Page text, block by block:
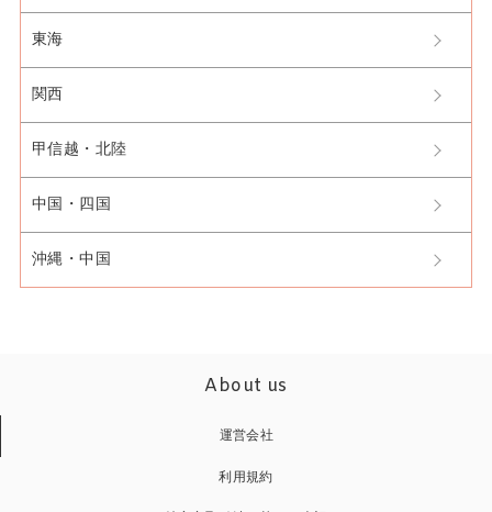
東海
関西
甲信越・北陸
中国・四国
沖縄・中国
About us
運営会社
利用規約